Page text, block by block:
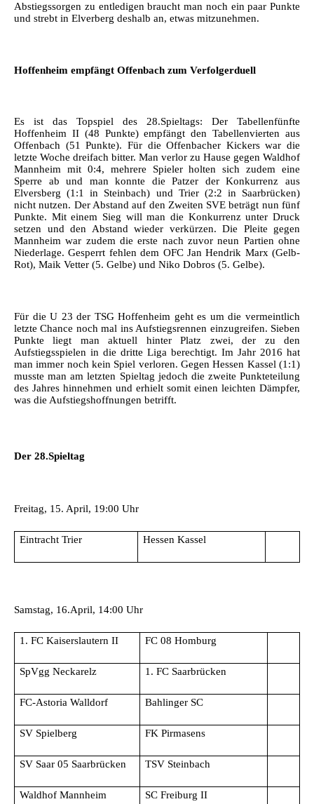
Abstiegssorgen zu entledigen braucht man noch ein paar Punkte
und strebt in Elverberg deshalb an, etwas mitzunehmen.
Hoffenheim empfängt Offenbach zum Verfolgerduell
Es ist das Topspiel des 28.Spieltags: Der Tabellenfünfte
Hoffenheim II (48 Punkte) empfängt den Tabellenvierten aus
Offenbach (51 Punkte). Für die Offenbacher Kickers war die
letzte Woche dreifach bitter. Man verlor zu Hause gegen Waldhof
Mannheim mit 0:4, mehrere Spieler holten sich zudem eine
Sperre ab und man konnte die Patzer der Konkurrenz aus
Elversberg (1:1 in Steinbach) und Trier (2:2 in Saarbrücken)
nicht nutzen. Der Abstand auf den Zweiten SVE beträgt nun fünf
Punkte. Mit einem Sieg will man die Konkurrenz unter Druck
setzen und den Abstand wieder verkürzen. Die Pleite gegen
Mannheim war zudem die erste nach zuvor neun Partien ohne
Niederlage. Gesperrt fehlen dem OFC Jan Hendrik Marx (Gelb-
Rot), Maik Vetter (5. Gelbe) und Niko Dobros (5. Gelbe).
Für die U 23 der TSG Hoffenheim geht es um die vermeintlich
letzte Chance noch mal ins Aufstiegsrennen einzugreifen. Sieben
Punkte liegt man aktuell hinter Platz zwei, der zu den
Aufstiegsspielen in die dritte Liga berechtigt. Im Jahr 2016 hat
man immer noch kein Spiel verloren. Gegen Hessen Kassel (1:1)
musste man am letzten Spieltag jedoch die zweite Punkteteilung
des Jahres hinnehmen und erhielt somit einen leichten Dämpfer,
was die Aufstiegshoffnungen betrifft.
Der 28.Spieltag
Freitag, 15. April, 19:00 Uhr
Eintracht Trier Hessen Kassel
Samstag, 16.April, 14:00 Uhr
1. FC Kaiserslautern II FC 08 Homburg
SpVgg Neckarelz 1. FC Saarbrücken
FC-Astoria Walldorf Bahlinger SC
SV Spielberg FK Pirmasens
SV Saar 05 Saarbrücken TSV Steinbach
Waldhof Mannheim SC Freiburg II